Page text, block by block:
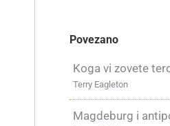
Povezano
Koga vi zovete
Terry Eagleton
Magdeburg i